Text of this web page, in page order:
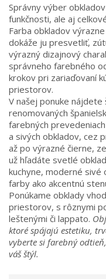
Správny výber
funkčnosti, ale aj
Farba obkladov
dokáže ju presvetliť,
výrazný dizajnový
správneho farebného
krokov pri zariaďovaní
priestorov.
V našej ponuke
renomovaných
farebných
a sivých obkladov, cez
až po výrazné čierne,
už hľadáte svetlé
kuchyne, moderné sivé
farby ako akcentnú
Ponúkame obklady
priestorov, s rôznymi
leštenými či lappato.
ktoré spájajú estetiku,
vyberte si farebný
váš štýl.